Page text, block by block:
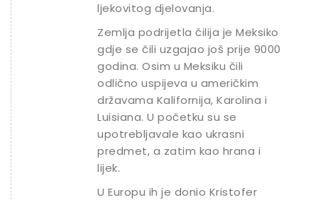
ljekovitog djelovanja.
Zemlja podrijetla čilija je Meksiko
gdje se čili uzgajao još prije 9000
godina. Osim u Meksiku čili
odlično uspijeva u američkim
državama Kalifornija, Karolina i
Luisiana. U početku su se
upotrebljavale kao ukrasni
predmet, a zatim kao hrana i
lijek.
U Europu ih je donio Kristofer